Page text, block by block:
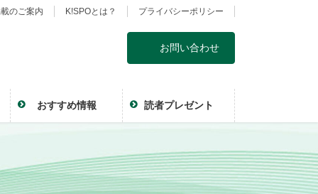
のご案内 K!SPOとは？ プライバシーポリシー
お問い合わせ
おすすめ情報 読者プレゼント